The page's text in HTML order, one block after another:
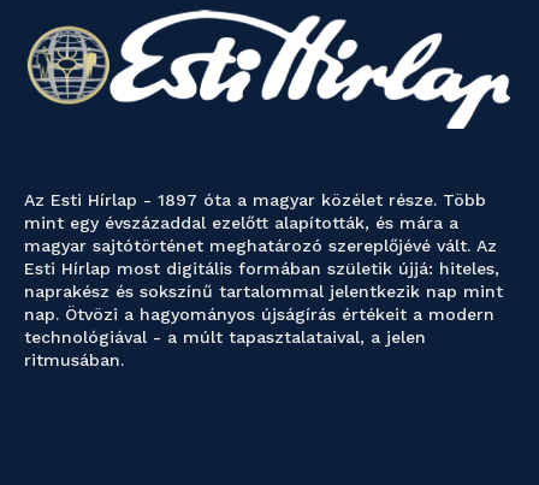
Az Esti Hírlap - 1897 óta a magyar közélet része. Több
mint egy évszázaddal ezelőtt alapították, és mára a
magyar sajtótörténet meghatározó szereplőjévé vált. Az
Esti Hírlap most digitális formában születik újjá: hiteles,
naprakész és sokszínű tartalommal jelentkezik nap mint
nap. Ötvözi a hagyományos újságírás értékeit a modern
technológiával - a múlt tapasztalataival, a jelen
ritmusában.